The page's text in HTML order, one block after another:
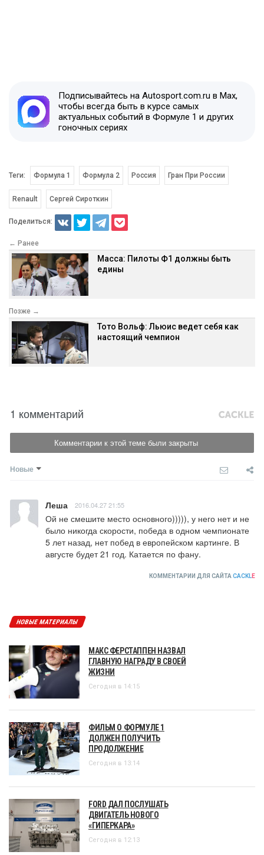
Подписывайтесь на Autosport.com.ru в Max,
чтобы всегда быть в курсе самых
актуальных событий в Формуле 1 и других
гоночных сериях
Теги: Формула 1 Формула 2 Россия Гран При России
Renault Сергей Сироткин
Поделиться:
← Ранее
Масса: Пилоты Ф1 должны быть
едины
Позже →
Тото Вольф: Льюис ведет себя как
настоящий чемпион
1 комментарий
Комментарии к этой теме были закрыты
Новые
Леша 2016.04.27 21:55
Ой не смешите место основного))))), у него нет и не
было никогда скорости, победа в одном чемпионате
5 лет назад, нет побед в европейском картинге. В
августе будет 21 год. Катается по фану.
КОММЕНТАРИИ ДЛЯ САЙТА CACKLE
НОВЫЕ МАТЕРИАЛЫ
МАКС ФЕРСТАППЕН НАЗВАЛ
ГЛАВНУЮ НАГРАДУ В СВОЕЙ
ЖИЗНИ
Сегодня в 14:15
ФИЛЬМ О ФОРМУЛЕ 1
ДОЛЖЕН ПОЛУЧИТЬ
ПРОДОЛЖЕНИЕ
Сегодня в 13:14
FORD ДАЛ ПОСЛУШАТЬ
ДВИГАТЕЛЬ НОВОГО
«ГИПЕРКАРА»
Сегодня в 12:13